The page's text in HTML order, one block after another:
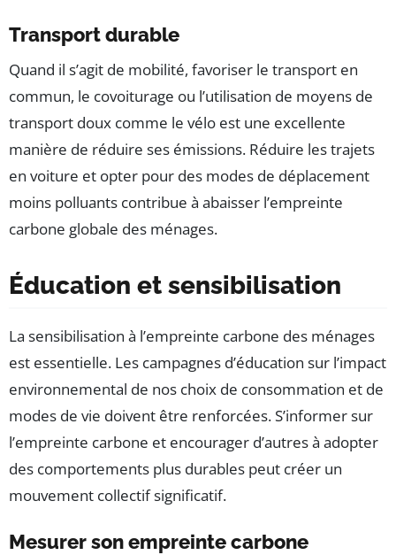
Transport durable
Quand il s’agit de mobilité, favoriser le transport en
commun, le covoiturage ou l’utilisation de moyens de
transport doux comme le vélo est une excellente
manière de réduire ses émissions. Réduire les trajets
en voiture et opter pour des modes de déplacement
moins polluants contribue à abaisser l’empreinte
carbone globale des ménages.
Éducation et sensibilisation
La sensibilisation à l’empreinte carbone des ménages
est essentielle. Les campagnes d’éducation sur l’impact
environnemental de nos choix de consommation et de
modes de vie doivent être renforcées. S’informer sur
l’empreinte carbone et encourager d’autres à adopter
des comportements plus durables peut créer un
mouvement collectif significatif.
Mesurer son empreinte carbone